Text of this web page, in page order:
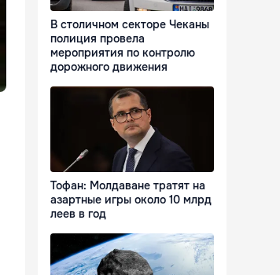
В столичном секторе Чеканы
полиция провела
мероприятия по контролю
дорожного движения
Тофан: Молдаване тратят на
азартные игры около 10 млрд
леев в год